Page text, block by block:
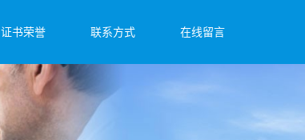
证书荣誉 联系方式 在线留言